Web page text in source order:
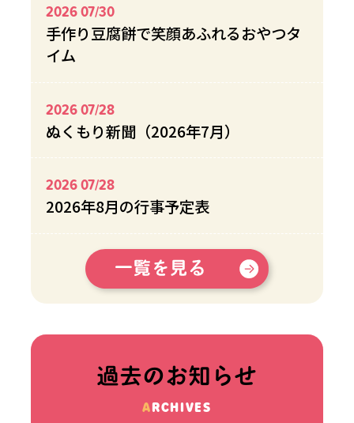
2026 07/30
手作り豆腐餅で笑顔あふれるおやつタ
イム
2026 07/28
ぬくもり新聞（2026年7月）
2026 07/28
2026年8月の行事予定表
過去のお知らせ
ARCHIVES